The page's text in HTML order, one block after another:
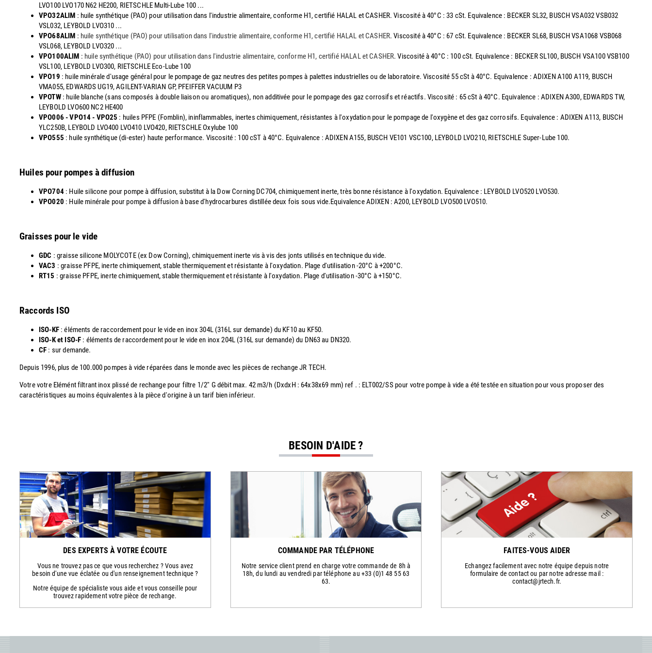
LVO100 LVO170 N62 HE200, RIETSCHLE Multi-Lube 100 ...
VPO32ALIM : huile synthétique (PAO) pour utilisation dans l'industrie alimentaire, conforme H1, certifié HALAL et CASHER. Viscosité à 40°C : 33 cSt. Equivalence : BECKER SL32, BUSCH VSA032 VSB032
VSL032, LEYBOLD LVO310 ...
VPO68ALIM : huile synthétique (PAO) pour utilisation dans l'industrie alimentaire, conforme H1, certifié HALAL et CASHER. Viscosité à 40°C : 67 cSt. Equivalence : BECKER SL68, BUSCH VSA1068 VSB068
VSL068, LEYBOLD LVO320 ...
VPO100ALIM : huile synthétique (PAO) pour utilisation dans l'industrie alimentaire, conforme H1, certifié HALAL et CASHER. Viscosité à 40°C : 100 cSt. Equivalence : BECKER SL100, BUSCH VSA100 VSB100
VSL100, LEYBOLD LVO300, RIETSCHLE Eco-Lube 100
VPO19 : huile minérale d'usage général pour le pompage de gaz neutres des petites pompes à palettes industrielles ou de laboratoire. Viscosité 55 cSt à 40°C. Equivalence : ADIXEN A100 A119, BUSCH
VMA055, EDWARDS UG19, AGILENT-VARIAN GP, PFEIFFER VACUUM P3
VPOTW: huile blanche (sans composés à double liaison ou aromatiques), non additivée pour le pompage des gaz corrosifs et réactifs. Viscosité : 65 cSt à 40°C. Equivalence : ADIXEN A300, EDWARDS TW,
LEYBOLD LVO600 NC2 HE400
VPO006 - VPO14 - VPO25 : huiles PFPE (Fomblin), ininflammables, inertes chimiquement, résistantes à l'oxydation pour le pompage de l'oxygène et des gaz corrosifs. Equivalence : ADIXEN A113, BUSCH
YLC250B, LEYBOLD LVO400 LVO410 LVO420, RIETSCHLE Oxylube 100
VPO555 : huile synthétique (di-ester) haute performance. Viscosité : 100 cST à 40°C. Equivalence : ADIXEN A155, BUSCH VE101 VSC100, LEYBOLD LVO210, RIETSCHLE Super-Lube 100.
Huiles pour pompes à diffusion
VPO704 : Huile silicone pour pompe à diffusion, substitut à la Dow Corning DC704, chimiquement inerte, très bonne résistance à l'oxydation. Equivalence : LEYBOLD LVO520 LVO530.
VPO020 : Huile minérale pour pompe à diffusion à base d'hydrocarbures distillée deux fois sous vide.Equivalence ADIXEN : A200, LEYBOLD LVO500 LVO510.
Graisses pour le vide
GDC : graisse silicone MOLYCOTE (ex Dow Corning), chimiquement inerte vis à vis des jonts utilisés en technique du vide.
VAC3 : graisse PFPE, inerte chimiquement, stable thermiquement et résistante à l'oxydation. Plage d'utilisation -20°C à +200°C.
RT15 : graisse PFPE, inerte chimiquement, stable thermiquement et résistante à l'oxydation. Plage d'utilisation -30°C à +150°C.
Raccords ISO
ISO-KF: éléments de raccordement pour le vide en inox 304L (316L sur demande) du KF10 au KF50.
ISO-K et ISO-F : éléments de raccordement pour le vide en inox 204L (316L sur demande) du DN63 au DN320.
CF : sur demande.
Depuis 1996, plus de 100.000 pompes à vide réparées dans le monde avec les pièces de rechange JR TECH.
Votre votre Elémént filtrant inox plissé de rechange pour filtre 1/2'' G débit max. 42 m3/h (DxdxH : 64x38x69 mm) ref . : ELT002/SS pour votre pompe à vide a été testée en situation pour vous proposer des
caractéristiques au moins équivalentes à la pièce d'origine à un tarif bien inférieur.
BESOIN D'AIDE ?
DES EXPERTS À VOTRE ÉCOUTE
Vous ne trouvez pas ce que vous recherchez ? Vous avez
besoin d'une vue éclatée ou d'un renseignement technique ?
Notre équipe de spécialiste vous aide et vous conseille pour
trouvez rapidement votre pièce de rechange.
COMMANDE PAR TÉLÉPHONE
Notre service client prend en charge votre commande de 8h à
18h, du lundi au vendredi par téléphone au +33 (0)1 48 55 63
63.
FAITES-VOUS AIDER
Echangez facilement avec notre équipe depuis notre
formulaire de contact ou par notre adresse mail :
contact@jrtech.fr.